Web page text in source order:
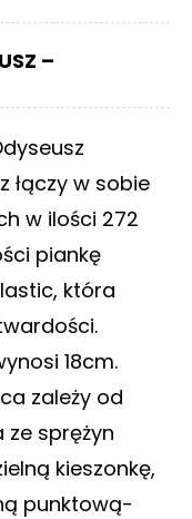
–
łączy w sobie
w ilości 272
piankę
która
18cm.
zależy od
sprężyn
kieszonkę,
punktową-